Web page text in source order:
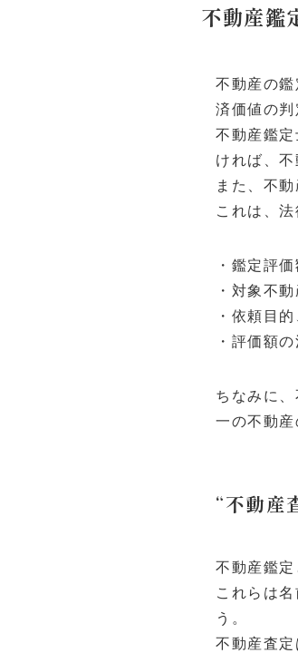
不動産鑑
不動産の
済価値の判
不動産鑑
ければ、
また、不
これは、
・鑑定評価
・対象不
・依頼目
・評価額
ちなみに
一の不動
“不動産
不動産鑑定
これらは
う。
不動産査